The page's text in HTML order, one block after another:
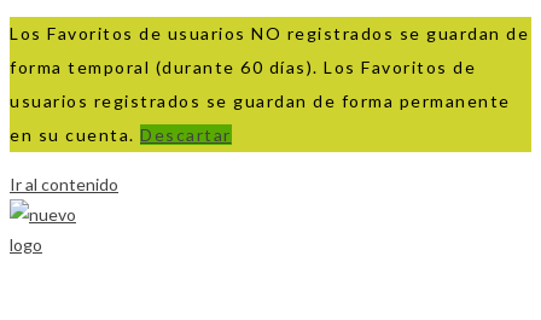
Los Favoritos de usuarios NO registrados se guardan de
forma temporal (durante 60 días). Los Favoritos de
usuarios registrados se guardan de forma permanente
en su cuenta. Descartar
Ir al contenido